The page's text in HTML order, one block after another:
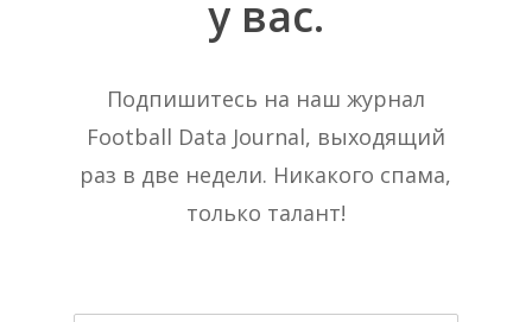
у вас.
Подпишитесь на наш журнал
Football Data Journal, выходящий
раз в две недели. Никакого спама,
только талант!